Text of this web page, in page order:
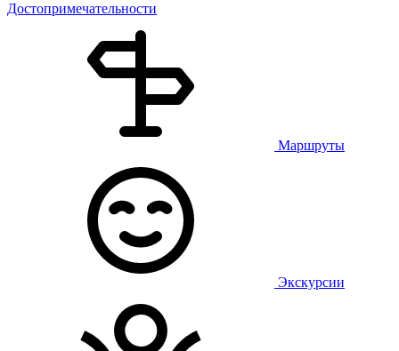
Достопримечательности
Маршруты
Экскурсии